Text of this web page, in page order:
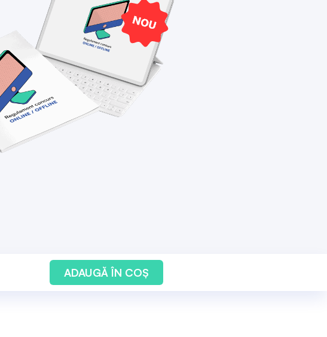
ADAUGĂ ÎN COȘ